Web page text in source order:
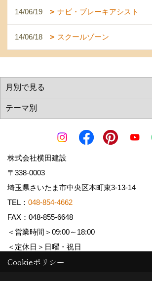
14/06/19 ナビ・ブレーキアシスト
14/06/18 スクールゾーン
株式会社横田建設
〒338-0003
埼玉県さいたま市中央区本町東3-13-14
TEL： 048-854-4662
FAX：048-855-6648
＜営業時間＞09:00～18:00
＜定休日＞日曜・祝日
Cookieポリシー